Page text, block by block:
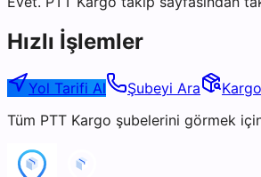
Hızlı İşlemler
Yol Tarifi Al Şubeyi Ara
Tüm PTT Kargo şubelerini görmek